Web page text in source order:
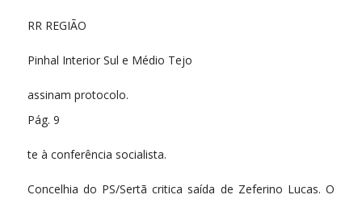
RR REGIÃO
Pinhal Interior Sul e Médio Tejo
assinam protocolo.
Pág. 9
te à conferência socialista.
Concelhia do PS/Sertã critica saída de Zeferino Lucas. O